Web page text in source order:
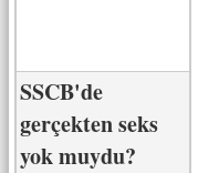
SSCB'de
gerçekten seks
yok muydu?